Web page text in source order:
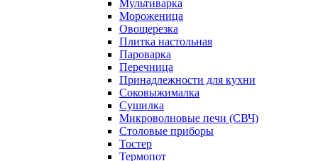
Мультиварка
Мороженица
Овощерезка
Плитка настольная
Пароварка
Перечница
Принадлежности для кухни
Соковыжималка
Сушилка
Микроволновые печи (СВЧ)
Столовые приборы
Тостер
Термопот